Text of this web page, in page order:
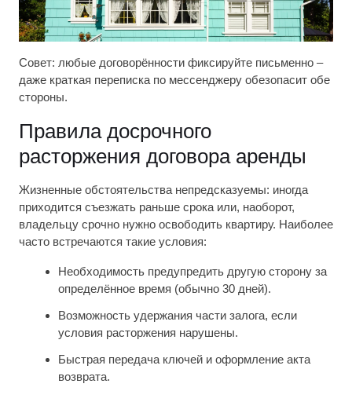
Совет: любые договорённости фиксируйте письменно –
даже краткая переписка по мессенджеру обезопасит обе
стороны.
Правила досрочного
расторжения договора аренды
Жизненные обстоятельства непредсказуемы: иногда
приходится съезжать раньше срока или, наоборот,
владельцу срочно нужно освободить квартиру. Наиболее
часто встречаются такие условия:
Необходимость предупредить другую сторону за
определённое время (обычно 30 дней).
Возможность удержания части залога, если
условия расторжения нарушены.
Быстрая передача ключей и оформление акта
возврата.